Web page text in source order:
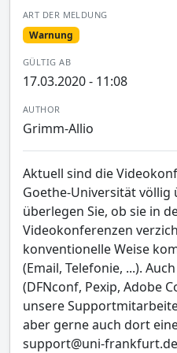
ART DER MELDUNG
Warnung
GÜLTIG AB
17.03.2020 - 11:08
AUTHOR
Grimm-Allio
Aktuell sind die
Goethe-Universität völlig
überlegen Sie, ob sie in
Videokonferenzen
konventionelle Weise
(Email, Telefonie, ...).
(DFNconf, Pexip, Adobe
unsere
aber gerne auch dort
support@uni-frankfurt.de